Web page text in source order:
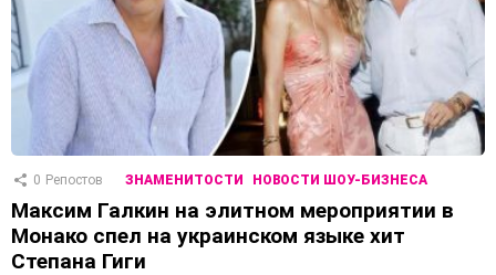
0 Репостов ЗНАМЕНИТОСТИ НОВОСТИ ШОУ-БИЗНЕСА
Максим Галкин на элитном мероприятии в
Монако спел на украинском языке хит
Степана Гиги